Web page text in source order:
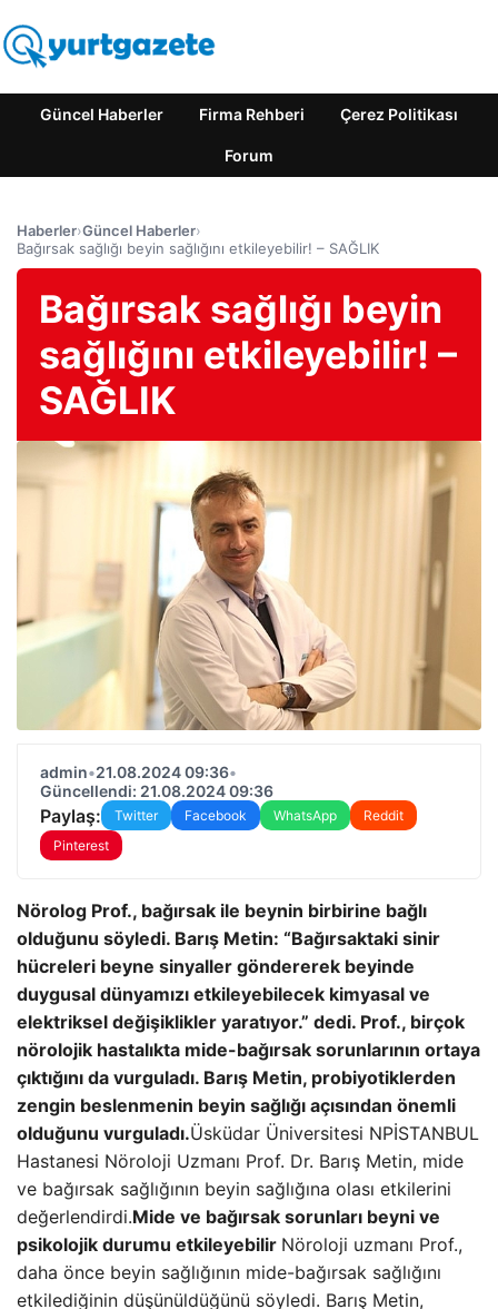
Güncel Haberler Firma Rehberi Çerez Politikası
Forum
Haberler›Güncel Haberler›
Bağırsak sağlığı beyin sağlığını etkileyebilir! – SAĞLIK
Bağırsak sağlığı beyin
sağlığını etkileyebilir! –
SAĞLIK
admin•21.08.2024 09:36•
Güncellendi: 21.08.2024 09:36
Paylaş: Twitter Facebook WhatsApp
Reddit
Pinterest
Nörolog Prof., bağırsak ile beynin birbirine bağlı
olduğunu söyledi. Barış Metin: “Bağırsaktaki sinir
hücreleri beyne sinyaller göndererek beyinde
duygusal dünyamızı etkileyebilecek kimyasal ve
elektriksel değişiklikler yaratıyor.” dedi. Prof., birçok
nörolojik hastalıkta mide-bağırsak sorunlarının ortaya
çıktığını da vurguladı. Barış Metin, probiyotiklerden
zengin beslenmenin beyin sağlığı açısından önemli
olduğunu vurguladı.Üsküdar Üniversitesi NPİSTANBUL
Hastanesi Nöroloji Uzmanı Prof. Dr. Barış Metin, mide
ve bağırsak sağlığının beyin sağlığına olası etkilerini
değerlendirdi.Mide ve bağırsak sorunları beyni ve
psikolojik durumu etkileyebilir Nöroloji uzmanı Prof.,
daha önce beyin sağlığının mide-bağırsak sağlığını
etkilediğinin düşünüldüğünü söyledi. Barış Metin,